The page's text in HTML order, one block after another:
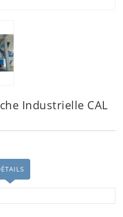
Industrielle CAL